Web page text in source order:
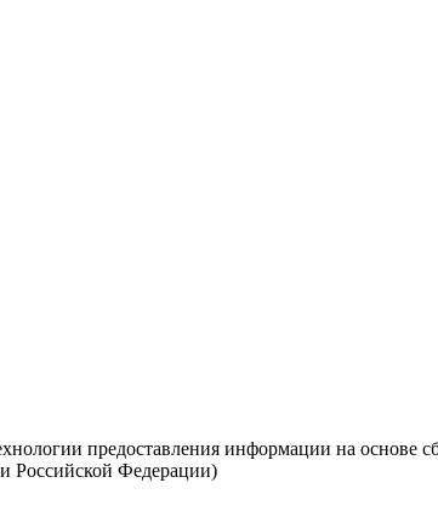
предоставления информации на основе
Российской Федерации)